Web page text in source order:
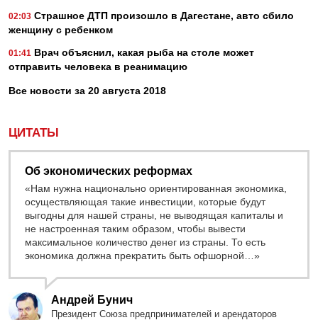
02:03 Страшное ДТП произошло в Дагестане, авто сбило
женщину с ребенком
01:41 Врач объяснил, какая рыба на столе может
отправить человека в реанимацию
Все новости за 20 августа 2018
ЦИТАТЫ
Об экономических реформах
«Нам нужна национально ориентированная экономика,
осуществляющая такие инвестиции, которые будут
выгодны для нашей страны, не выводящая капиталы и
не настроенная таким образом, чтобы вывести
максимальное количество денег из страны. То есть
экономика должна прекратить быть офшорной…»
Андрей Бунич
Президент Союза предпринимателей и арендаторов